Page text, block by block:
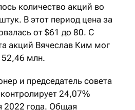
количество акций во
В этот период цена за
от $61 до 80. С
акций Вячеслав Ким мог
52,46 млн.
и председатель совета
24,07%
2022 года. Общая